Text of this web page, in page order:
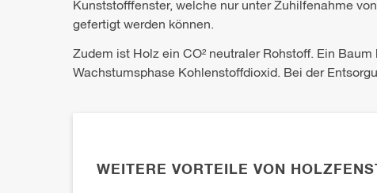
Kunststofffenster, welche nur unter Zuhilfenahme
gefertigt werden können.
Zudem ist Holz ein CO² neutraler Rohstoff. Ein
Wachstumsphase Kohlenstoffdioxid. Bei der
WEITERE VORTEILE VON